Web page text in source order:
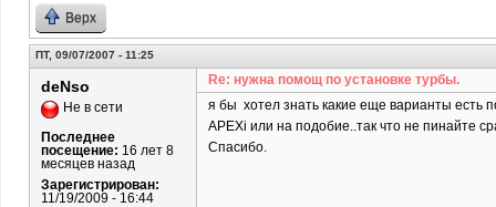
Верх
ПТ, 09/07/2007 - 11:25
deNso
Не в сети
Последнее
посещение: 16 лет 8
месяцев назад
Зарегистрирован:
11/19/2009 - 16:44
Re: нужна помощ по установке турбы.
я бы хотел знать какие еще варианты есть
APEXi или на подобие..так что не пинайте
Спасибо.